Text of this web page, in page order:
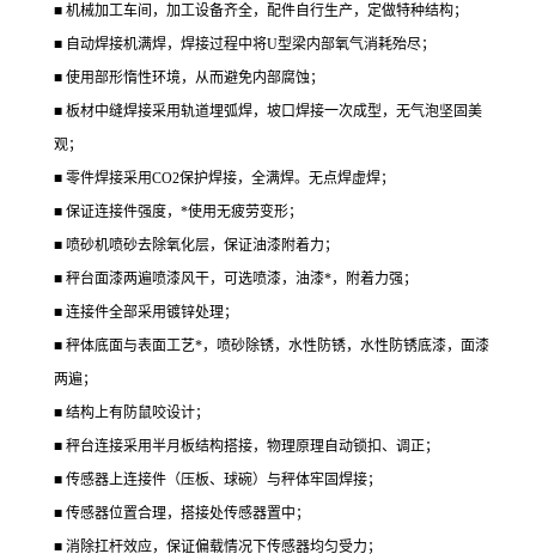
■ 机械加工车间，加工设备齐全，配件自行生产，定做特种结构；
■ 自动焊接机满焊，焊接过程中将U型梁内部氧气消耗殆尽；
■ 使用部形惰性环境，从而避免内部腐蚀；
■ 板材中缝焊接采用轨道埋弧焊，坡口焊接一次成型，无气泡坚固美
观；
■ 零件焊接采用CO2保护焊接，全满焊。无点焊虚焊；
■ 保证连接件强度，*使用无疲劳变形；
■ 喷砂机喷砂去除氧化层，保证油漆附着力；
■ 秤台面漆两遍喷漆风干，可选喷漆，油漆*，附着力强；
■ 连接件全部采用镀锌处理；
■ 秤体底面与表面工艺*，喷砂除锈，水性防锈，水性防锈底漆，面漆
两遍；
■ 结构上有防鼠咬设计；
■ 秤台连接采用半月板结构搭接，物理原理自动锁扣、调正；
■ 传感器上连接件（压板、球碗）与秤体牢固焊接；
■ 传感器位置合理，搭接处传感器置中；
■ 消除扛杆效应，保证偏载情况下传感器均匀受力；